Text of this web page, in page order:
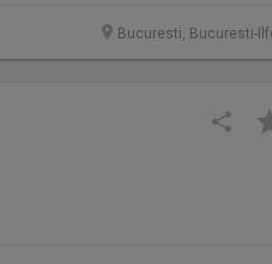
Bucuresti, Bucuresti-